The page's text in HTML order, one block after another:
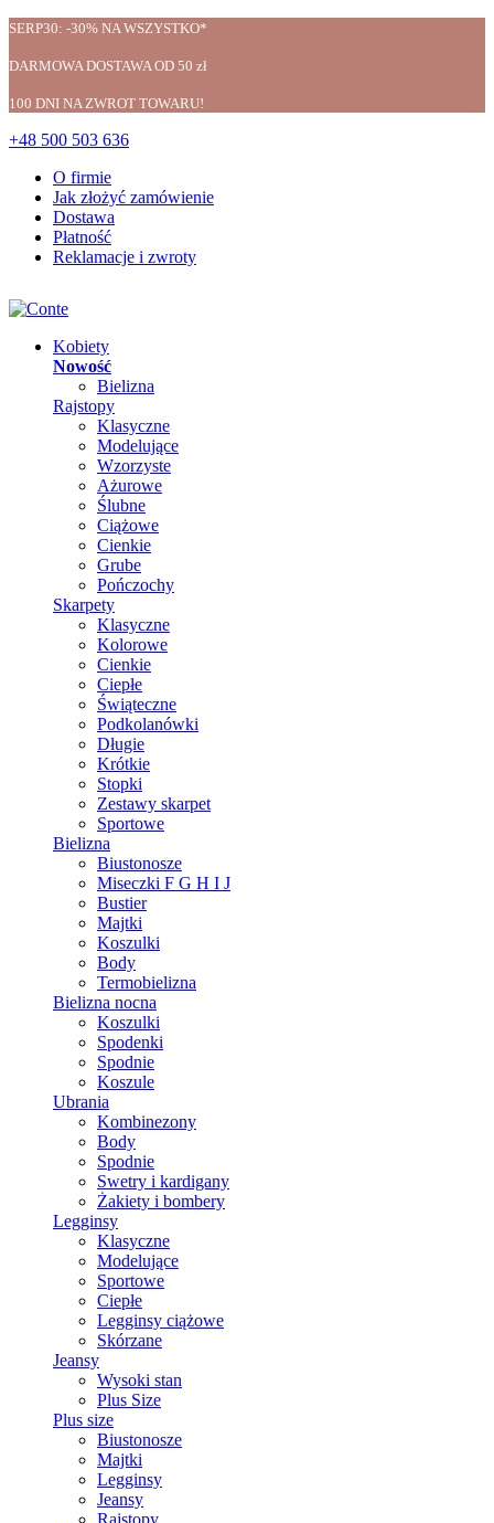
SERP30: -30% NA WSZYSTKO*
DARMOWA DOSTAWA OD 50 zł
100 DNI NA ZWROT TOWARU!
+48 500 503 636
O firmie
Jak złożyć zamówienie
Dostawa
Płatność
Reklamacje i zwroty
Kobiety
Nowość
Bielizna
Rajstopy
Klasyczne
Modelujące
Wzorzyste
Ażurowe
Ślubne
Ciążowe
Cienkie
Grube
Pończochy
Skarpety
Klasyczne
Kolorowe
Cienkie
Ciepłe
Świąteczne
Podkolanówki
Długie
Krótkie
Stopki
Zestawy skarpet
Sportowe
Bielizna
Biustonosze
Miseczki F G H I J
Bustier
Majtki
Koszulki
Body
Termobielizna
Bielizna nocna
Koszulki
Spodenki
Spodnie
Koszule
Ubrania
Kombinezony
Body
Spodnie
Swetry i kardigany
Żakiety i bombery
Legginsy
Klasyczne
Modelujące
Sportowe
Ciepłe
Legginsy ciążowe
Skórzane
Jeansy
Wysoki stan
Plus Size
Plus size
Biustonosze
Majtki
Legginsy
Jeansy
Rajstopy